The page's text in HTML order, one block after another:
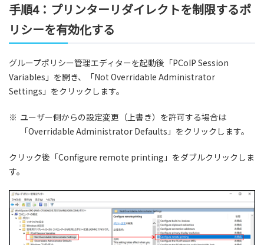
手順4：プリンターリダイレクトを制限するポ
リシーを有効化する
グループポリシー管理エディターを起動後「PCoIP Session
Variables」を開き、「Not Overridable Administrator
Settings」をクリックします。
※ ユーザー側からの設定変更（上書き）を許可する場合は
「Overridable Administrator Defaults」をクリックします。
クリック後「Configure remote printing」をダブルクリックしま
す。